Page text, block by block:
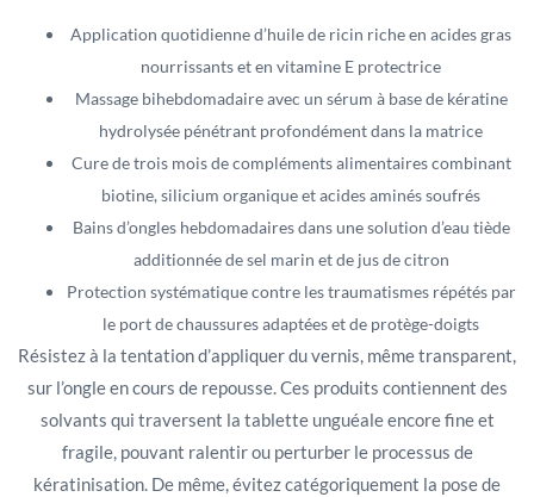
Application quotidienne d’huile de ricin riche en acides gras
nourrissants et en vitamine E protectrice
Massage bihebdomadaire avec un sérum à base de kératine
hydrolysée pénétrant profondément dans la matrice
Cure de trois mois de compléments alimentaires combinant
biotine, silicium organique et acides aminés soufrés
Bains d’ongles hebdomadaires dans une solution d’eau tiède
additionnée de sel marin et de jus de citron
Protection systématique contre les traumatismes répétés par
le port de chaussures adaptées et de protège-doigts
Résistez à la tentation d’appliquer du vernis, même transparent,
sur l’ongle en cours de repousse. Ces produits contiennent des
solvants qui traversent la tablette unguéale encore fine et
fragile, pouvant ralentir ou perturber le processus de
kératinisation. De même, évitez catégoriquement la pose de